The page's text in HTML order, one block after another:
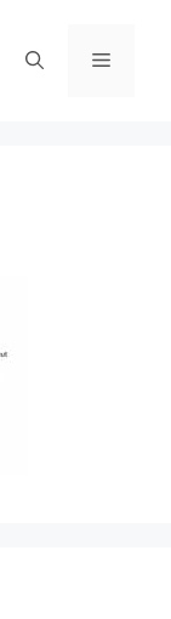
Menu